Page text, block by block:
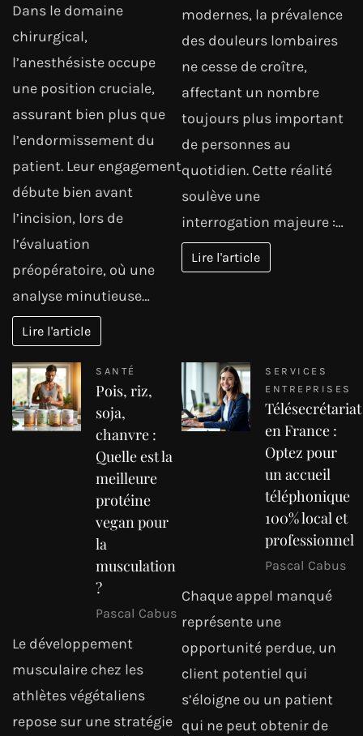
Dans le domaine
chirurgical,
l’anesthésiste occupe
une position cruciale,
assurant bien plus que
l’endormissement du
patient. Leur engagement
débute bien avant
l’incision, lors de
l’évaluation
préopératoire, où une
analyse minutieuse…
Lire l'article
modernes, la prévalence
des douleurs lombaires
ne cesse de croître,
affectant un nombre
toujours plus important
de personnes au
quotidien. Cette réalité
soulève une
interrogation majeure :…
Lire l'article
SANTÉ
Pois, riz,
soja,
chanvre :
Quelle est la
meilleure
protéine
vegan pour
la
musculation
?
Pascal Cabus
Le développement
musculaire chez les
athlètes végétaliens
repose sur une stratégie
SERVICES
ENTREPRISES
Télésecrétariat
en France :
Optez pour
un accueil
téléphonique
100% local et
professionnel
Pascal Cabus
Chaque appel manqué
représente une
opportunité perdue, un
client potentiel qui
s’éloigne ou un patient
qui ne peut obtenir de